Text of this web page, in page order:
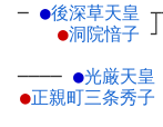
─ ●後深草天皇 ┬
●洞院愔子 ┘
──── ●光厳天皇
●正親町三条秀子